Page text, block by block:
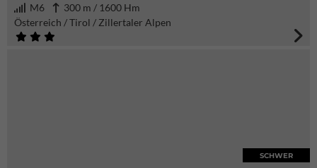
M6
300 m / 1600 Hm
Österreich / Tirol / Zillertaler Alpen
SCHWER